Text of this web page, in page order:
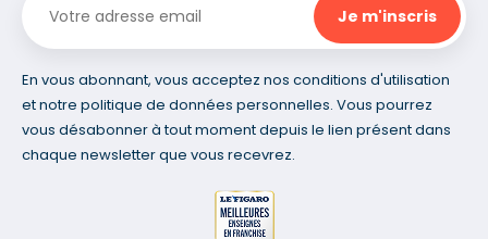
En vous abonnant, vous acceptez nos conditions d'utilisation
et notre politique de données personnelles. Vous pourrez
vous désabonner à tout moment depuis le lien présent dans
chaque newsletter que vous recevrez.